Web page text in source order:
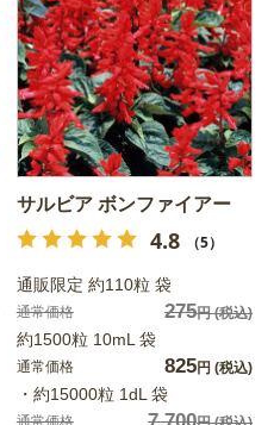
サルビア ボンファイアー
4.8 （5）
通販限定 約110粒 袋
通常価格 275円(税込)
約1500粒 10mL 袋
通常価格 825円 (税込)
・約15000粒 1dL 袋
通常価格 7,700